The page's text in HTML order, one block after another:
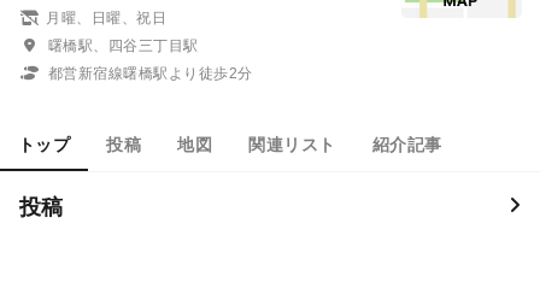
月曜、日曜、祝日
曙橋駅、四谷三丁目駅
都営新宿線曙橋駅より徒歩2分
トップ 投稿 地図 関連リスト 紹介記事
投稿